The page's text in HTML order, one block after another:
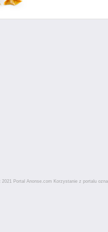
2021 Portal Anonse.com Korzystanie z portalu